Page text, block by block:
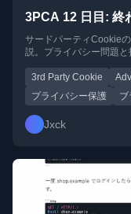
3PCA 12 日目: 終
サードパーティCookie
説。プライバシー問題と
3rd Party Cookie
プライバシー保護
ブ
Jxck